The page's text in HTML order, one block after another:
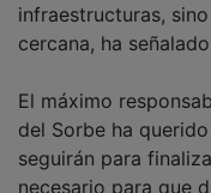
infraestructuras,
cercana, ha
El máximo
del Sorbe ha
seguirán para
necesario para que